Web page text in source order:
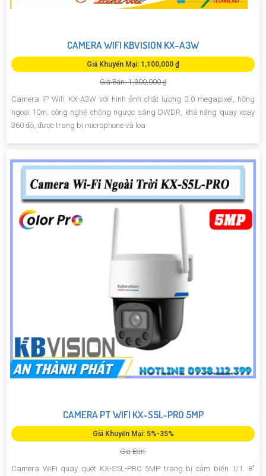
CAMERA WIFI KBVISION KX-A3W
Giá Khuyến Mại: 1,100,000 ₫
Giá Bán: 1,300,000 ₫
Camera IP Wifi KX-A3W với hình ảnh chất lượng 3.0 megapixel, hồng
ngoại 10m, công nghệ chống ngược sáng DWDR, khả năng quay xoay
360 độ, được trang bị microphone và loa
CAMERA PT WIFI KX-S5L-PRO 5MP
Giá Khuyến Mại: 5%-35%
Giá Bán:
Camera WiFi quay quét KX-S5L-PRO 5MP trang bị cảm biến 1/1. 8"